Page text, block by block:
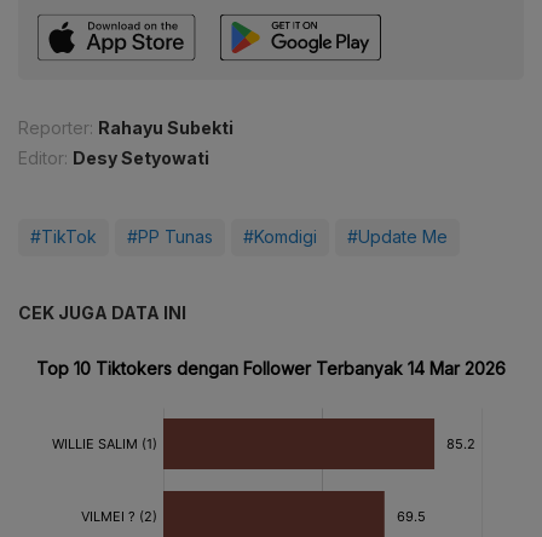
Reporter: Rahayu Subekti
Editor: Desy Setyowati
#TikTok #PP Tunas #Komdigi #Update Me
CEK JUGA DATA INI